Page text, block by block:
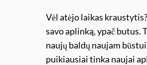
Vėl atėjo laikas
savo aplinką, ypač butus.
naujų baldų naujam
puikiausiai tinka naujai